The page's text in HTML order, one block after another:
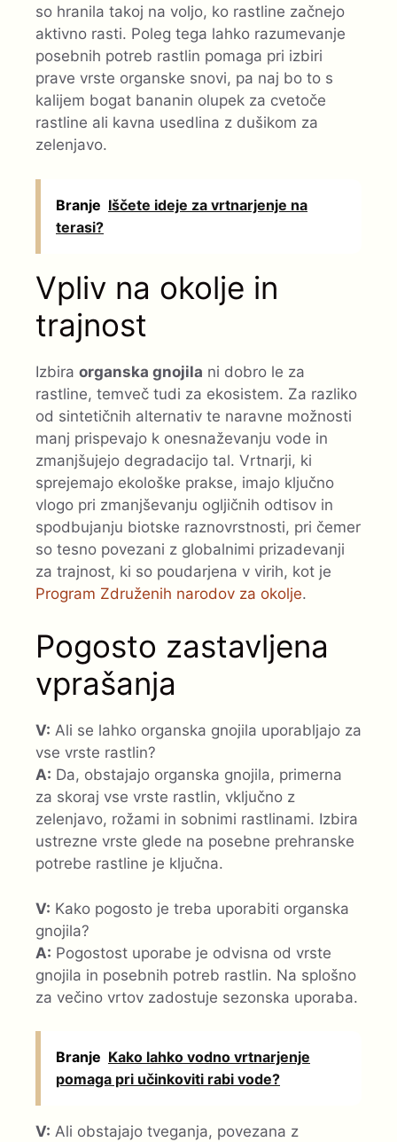
so hranila takoj na voljo, ko rastline začnejo
aktivno rasti. Poleg tega lahko razumevanje
posebnih potreb rastlin pomaga pri izbiri
prave vrste organske snovi, pa naj bo to s
kalijem bogat bananin olupek za cvetoče
rastline ali kavna usedlina z dušikom za
zelenjavo.
Branje Iščete ideje za vrtnarjenje na
terasi?
Vpliv na okolje in
trajnost
Izbira organska gnojila ni dobro le za
rastline, temveč tudi za ekosistem. Za razliko
od sintetičnih alternativ te naravne možnosti
manj prispevajo k onesnaževanju vode in
zmanjšujejo degradacijo tal. Vrtnarji, ki
sprejemajo ekološke prakse, imajo ključno
vlogo pri zmanjševanju ogljičnih odtisov in
spodbujanju biotske raznovrstnosti, pri čemer
so tesno povezani z globalnimi prizadevanji
za trajnost, ki so poudarjena v virih, kot je
Program Združenih narodov za okolje.
Pogosto zastavljena
vprašanja
V: Ali se lahko organska gnojila uporabljajo za
vse vrste rastlin?
A: Da, obstajajo organska gnojila, primerna
za skoraj vse vrste rastlin, vključno z
zelenjavo, rožami in sobnimi rastlinami. Izbira
ustrezne vrste glede na posebne prehranske
potrebe rastline je ključna.
V: Kako pogosto je treba uporabiti organska
gnojila?
A: Pogostost uporabe je odvisna od vrste
gnojila in posebnih potreb rastlin. Na splošno
za večino vrtov zadostuje sezonska uporaba.
Branje Kako lahko vodno vrtnarjenje
pomaga pri učinkoviti rabi vode?
V: Ali obstajajo tveganja, povezana z